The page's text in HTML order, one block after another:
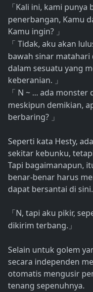
「 Kali ini, kami punya
penerbangan, Kamu
Kamu ingin? 」
「 Tidak, aku akan
bawah sinar
dalam sesuatu yang
keberanian.
」
「
N ~ ... ada monster
meskipun demikian,
berbaring? 」
Seperti kata Hesty,
sekitar kebunku,
Tapi bagaimanapun,
benar-benar harus
dapat bersantai di sini.
「 N, tapi aku pikir,
dikirim terbang. 」
Selain untuk golem
secara independen
otomatis mengusir
tenang sepenuhnya.